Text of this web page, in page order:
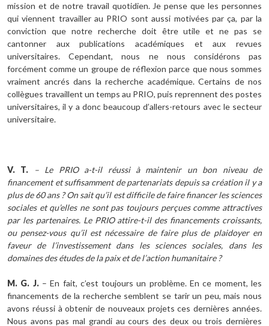
mission et de notre travail quotidien. Je pense que les personnes
qui viennent travailler au PRIO sont aussi motivées par ça, par la
conviction que notre recherche doit être utile et ne pas se
cantonner aux publications académiques et aux revues
universitaires. Cependant, nous ne nous considérons pas
forcément comme un groupe de réflexion parce que nous sommes
vraiment ancrés dans la recherche académique. Certains de nos
collègues travaillent un temps au PRIO, puis reprennent des postes
universitaires, il y a donc beaucoup d’allers-retours avec le secteur
universitaire.
V. T.
– Le PRIO a-t-il réussi à maintenir un bon niveau de
financement et suffisamment de partenariats depuis sa création il y a
plus de 60 ans ? On sait qu’il est difficile de faire financer les sciences
sociales et qu’elles ne sont pas toujours perçues comme attractives
par les partenaires. Le PRIO attire-t-il des financements croissants,
ou pensez-vous qu’il est nécessaire de faire plus de plaidoyer en
faveur de l’investissement dans les sciences sociales, dans les
domaines des études de la paix et de l’action humanitaire ?
M. G. J.– En fait, c’est toujours un problème. En ce moment, les
financements de la recherche semblent se tarir un peu, mais nous
avons réussi à obtenir de nouveaux projets ces dernières années.
Nous avons pas mal grandi au cours des deux ou trois dernières